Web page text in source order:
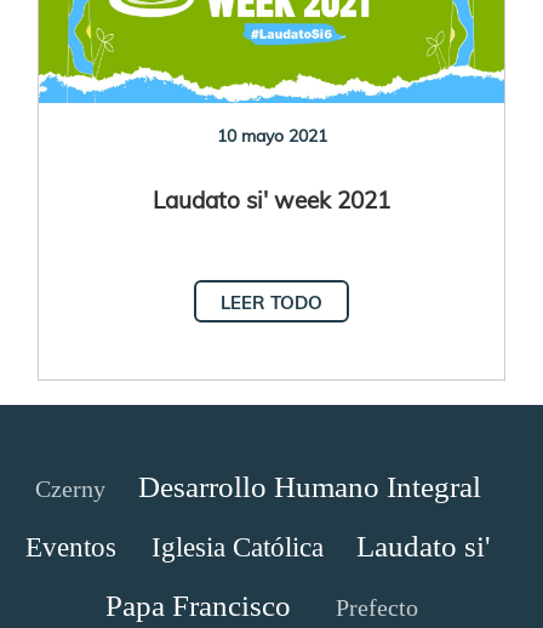
10 mayo 2021
Laudato si' week 2021
LEER TODO
Czerny Desarrollo Humano Integral
Eventos Iglesia Católica
Laudato si'
Papa Francisco
Prefecto